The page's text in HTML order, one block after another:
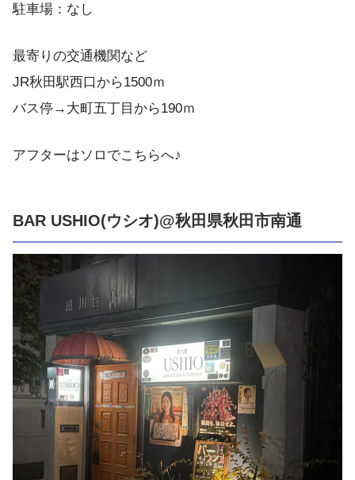
駐車場：なし
最寄りの交通機関など
JR秋田駅西口から1500ｍ
バス停→大町五丁目から190ｍ
アフターはソロでこちらへ♪
BAR USHIO(ウシオ)@秋田県秋田市南通